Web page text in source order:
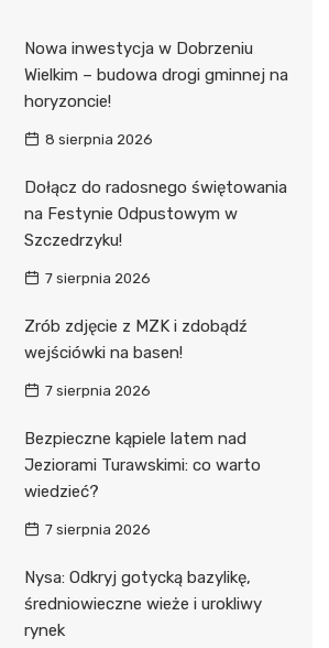
Nowa inwestycja w Dobrzeniu
Wielkim – budowa drogi gminnej na
horyzoncie!
8 sierpnia 2026
Dołącz do radosnego świętowania
na Festynie Odpustowym w
Szczedrzyku!
7 sierpnia 2026
Zrób zdjęcie z MZK i zdobądź
wejściówki na basen!
7 sierpnia 2026
Bezpieczne kąpiele latem nad
Jeziorami Turawskimi: co warto
wiedzieć?
7 sierpnia 2026
Nysa: Odkryj gotycką bazylikę,
średniowieczne wieże i urokliwy
rynek